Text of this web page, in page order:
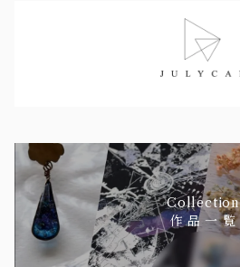
Collection
作 品 一 覧